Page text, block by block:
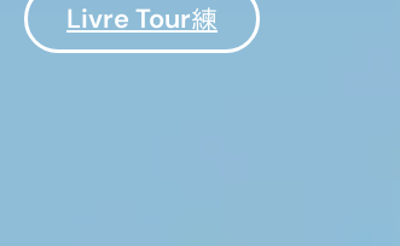
Livre Tour